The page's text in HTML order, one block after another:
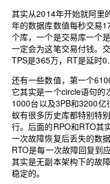
其实从2014年开始就阿里
年的数据库数值每秒交易
个库，一个是交易库一个
一定会为这笔交易付钱。
TPS是365万，RT是延时
还有一些数值，第一个
它其实是一个circle语句
1000台以及3PB和3200
蚁有很多历史库都特别特
行。后面的RPO和RTO其
一次故障恢复后丢失的数
RTO是每一次故障回复到
其实是无副本架构下的故
稳定的。